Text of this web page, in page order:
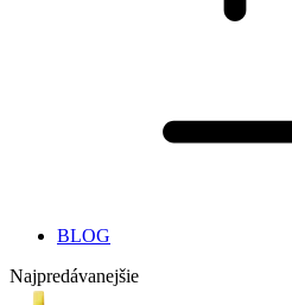
BLOG
Najpredávanejšie